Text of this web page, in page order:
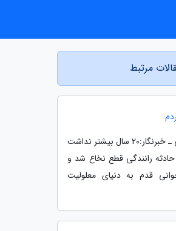
مرتبط
زهرا کریمی ـ خبرنگار:20 سال بیشتر نداشت
رانندگی قطع نخاع شد و
قدم به دنیای معلولیت